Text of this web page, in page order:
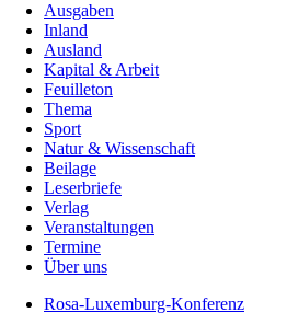
Ausgaben
Inland
Ausland
Kapital & Arbeit
Feuilleton
Thema
Sport
Natur & Wissenschaft
Beilage
Leserbriefe
Verlag
Veranstaltungen
Termine
Über uns
Rosa-Luxemburg-Konferenz